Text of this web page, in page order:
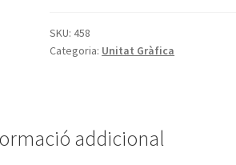
Obra
gràfica
SKU:458
Categoria: Unitat Gràfica
addicional